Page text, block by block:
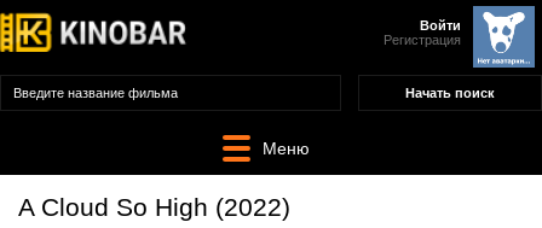
Войти
Регистрация
Меню
A Cloud So High (2022)